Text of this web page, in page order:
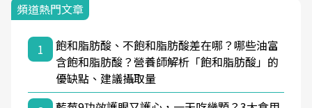
頻道熱門文章
1
飽和脂肪酸、不飽和脂肪酸差在哪？哪些油富
含飽和脂肪酸？營養師解析「飽和脂肪酸」的
優缺點、建議攝取量